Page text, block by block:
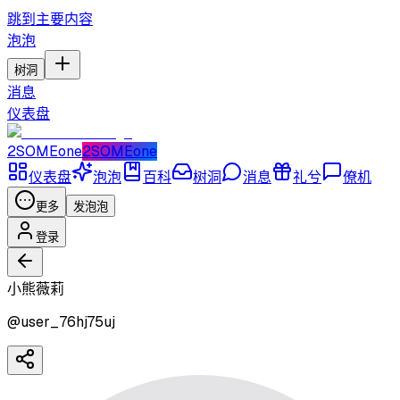
跳到主要内容
泡泡
树洞
消息
仪表盘
2SOMEone2SOMEone
仪表盘
泡泡 百科 树洞 消息 礼兮 僚机
更多 发泡泡
登录
小熊薇莉
@user_76hj75uj